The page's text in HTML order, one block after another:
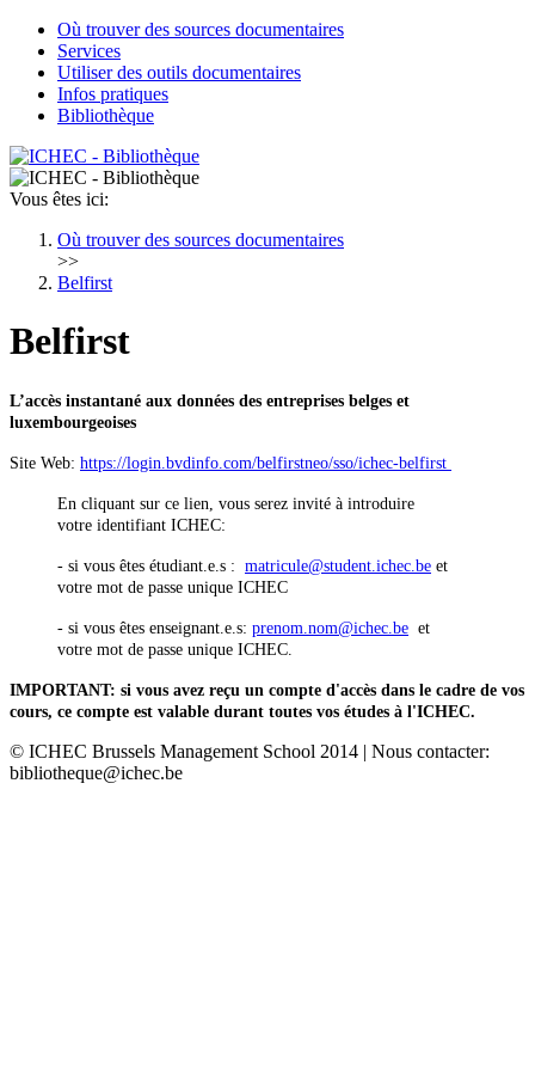
Où trouver des sources documentaires
Services
Utiliser des outils documentaires
Infos pratiques
Bibliothèque
Vous êtes ici:
Où trouver des sources documentaires
>>
Belfirst
Belfirst
L’accès instantané aux données des entreprises belges et
luxembourgeoises
Site Web: https://login.bvdinfo.com/belfirstneo/sso/ichec-belfirst
En cliquant sur ce lien, vous serez invité à introduire
votre identifiant ICHEC:
- si vous êtes étudiant.e.s : matricule@student.ichec.be et
votre mot de passe unique ICHEC
- si vous êtes enseignant.e.s: prenom.nom@ichec.be et
votre mot de passe unique ICHEC.
IMPORTANT: si vous avez reçu un compte d'accès dans le cadre de vos
cours, ce compte est valable durant toutes vos études à l'ICHEC.
© ICHEC Brussels Management School 2014 | Nous contacter:
bibliotheque@ichec.be